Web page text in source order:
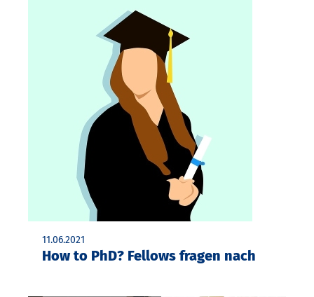
11.06.2021
How to PhD? Fellows fragen nach